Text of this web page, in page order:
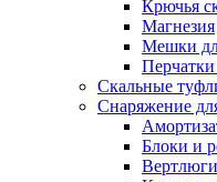
Крючья
Магнезия
Мешки
Перчатки
Скальные
Снаряжение
Блоки и